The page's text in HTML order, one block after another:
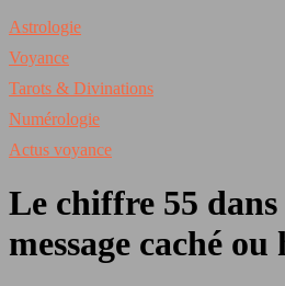
Astrologie
Voyance
Tarots & Divinations
Numérologie
Actus voyance
Le chiffre 55
message caché ou